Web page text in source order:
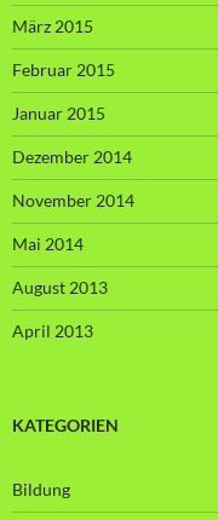
März 2015
Februar 2015
Januar 2015
Dezember 2014
November 2014
Mai 2014
August 2013
April 2013
KATEGORIEN
Bildung